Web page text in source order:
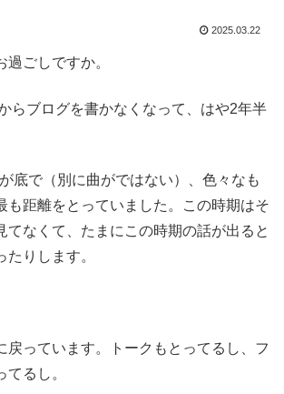
2025.03.22
ごしですか。
らブログを書かなくなって、はや2年半
底で（別に曲がではない）、色々なも
も距離をとっていました。この時期はそ
てなくて、たまにこの時期の話が出ると
たりします。
戻っています。トークもとってるし、フ
てるし。